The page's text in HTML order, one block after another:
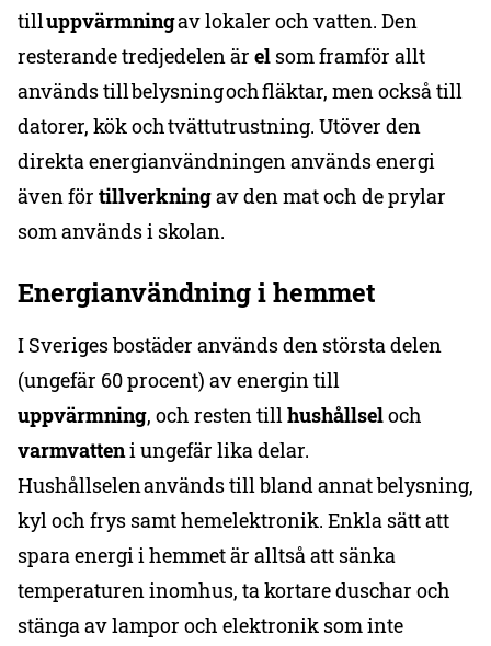
tilluppvärmningav lokaler och vatten. Den
resterande tredjedelen är el som framför allt
används till belysning och fläktar, men också till
datorer, kök och tvättutrustning. Utöver den
direkta energianvändningen används energi
även för tillverkningav den mat och de prylar
som används i skolan.
Energianvändning i hemmet
I Sveriges bostäder används den största delen
(ungefär 60 procent) av energin till
uppvärmning, och resten tillhushållseloch
varmvatteni ungefär lika delar.
Hushållselen används till bland annat belysning,
kyl och frys samt hemelektronik. Enkla sätt att
spara energi i hemmet är alltså att sänka
temperaturen inomhus, ta kortare duschar och
stänga av lampor och elektronik som inte